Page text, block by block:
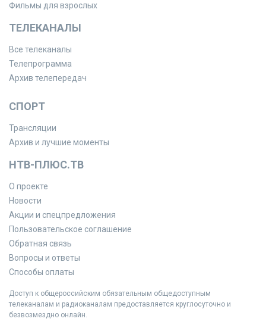
Фильмы для взрослых
ТЕЛЕКАНАЛЫ
Все телеканалы
Телепрограмма
Архив телепередач
СПОРТ
Трансляции
Архив и лучшие моменты
НТВ-ПЛЮС.ТВ
О проекте
Новости
Акции и спецпредложения
Пользовательское соглашение
Обратная связь
Вопросы и ответы
Способы оплаты
Доступ к общероссийским обязательным общедоступным
телеканалам и радиоканалам предоставляется круглосуточно и
безвозмездно онлайн.